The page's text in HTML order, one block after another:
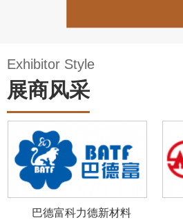
Exhibitor Style
展商风采
巴德富科力德新材料